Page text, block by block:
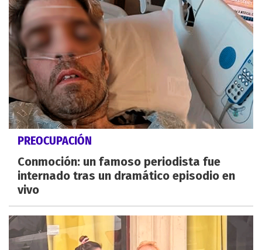
PREOCUPACIÓN
Conmoción: un famoso periodista fue
internado tras un dramático episodio en
vivo